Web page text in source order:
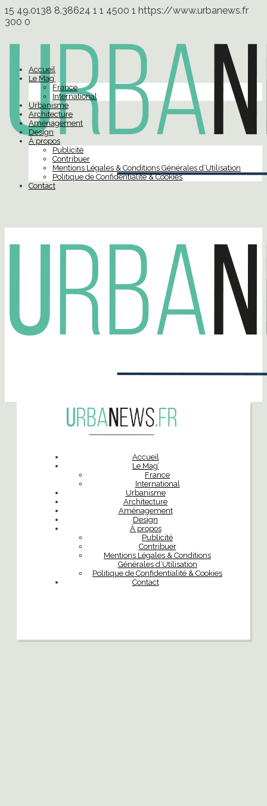
15 49.0138 8.38624 1 1 4500 1 https://www.urbanews.fr
300 0
Accueil
Le Mag’
France
International
Urbanisme
Architecture
Aménagement
Design
À propos
Publicité
Contribuer
Mentions Légales & Conditions Générales d’Utilisation
Politique de Confidentialité & Cookies
Contact
Accueil
Le Mag’
France
International
Urbanisme
Architecture
Aménagement
Design
À propos
Publicité
Contribuer
Mentions Légales & Conditions
Générales d’Utilisation
Politique de Confidentialité & Cookies
Contact